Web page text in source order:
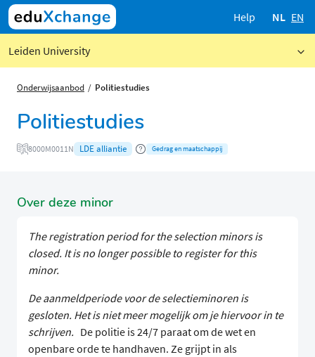
Help NL EN
Leiden University
Onderwijsaanbod Politiestudies
Politiestudies
8000M0011N LDE alliantie Gedrag en maatschappij
Over deze minor
The registration period for the selection minors is
closed. It is no longer possible to register for this
minor.
De aanmeldperiode voor de selectieminoren is
gesloten. Het is niet meer mogelijk om je hiervoor in te
schrijven. De politie is 24/7 paraat om de wet en
openbare orde te handhaven. Ze grijpt in als